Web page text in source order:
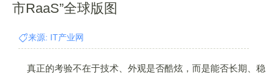
市RaaS”全球版图
来源: IT产业网
真正的考验不在于技术、外观是否酷炫，而是能否长期、稳